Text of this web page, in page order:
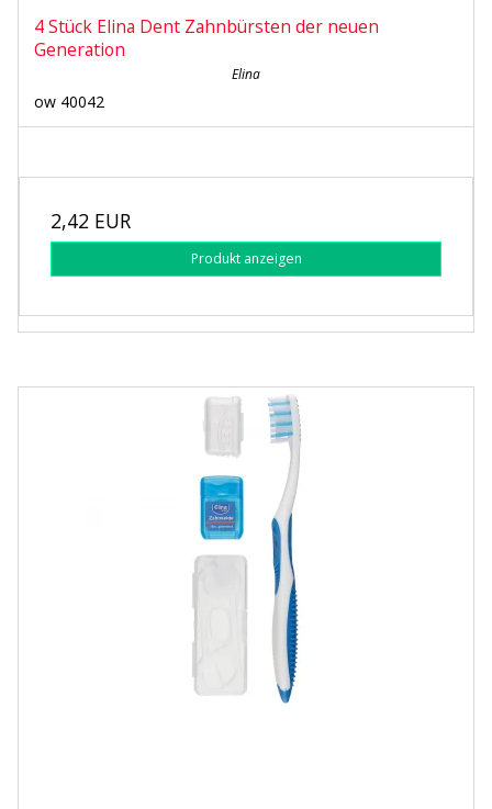
4 Stück Elina Dent Zahnbürsten der neuen
Generation
Elina
ow 40042
2,42 EUR
Produkt anzeigen